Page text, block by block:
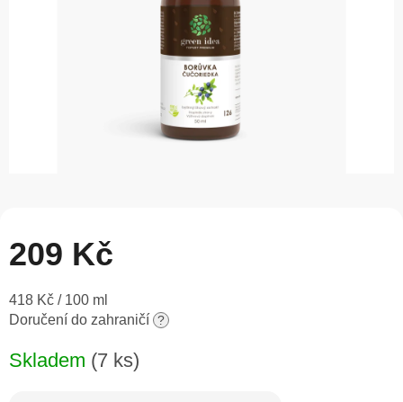
209 Kč
Měrná
cena:
418 Kč / 100 ml
Doručení do zahraničí ?
Skladem (7 ks)